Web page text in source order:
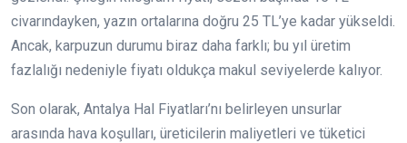
civarındayken, yazın ortalarına doğru 25 TL’ye kadar yükseldi.
Ancak, karpuzun durumu biraz daha farklı; bu yıl üretim
fazlalığı nedeniyle fiyatı oldukça makul seviyelerde kalıyor.
Son olarak, Antalya Hal Fiyatları’nı belirleyen unsurlar
arasında hava koşulları, üreticilerin maliyetleri ve tüketici